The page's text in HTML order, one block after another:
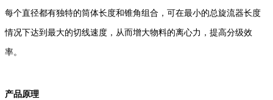
每个直径都有独特的筒体长度和锥角组合，可在最小的总旋流器长度
情况下达到最大的切线速度，从而增大物料的离心力，提高分级效
率。
产品原理